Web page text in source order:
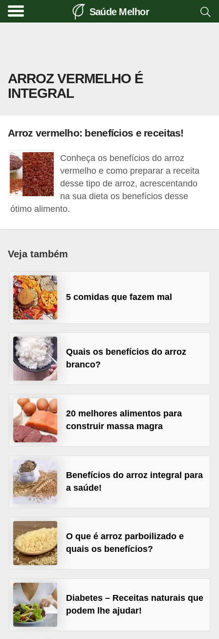
Saúde Melhor
ARROZ VERMELHO É
INTEGRAL
Arroz vermelho: benefícios e receitas!
Conheça os benefícios do arroz
vermelho e como preparar a receita
desse tipo de arroz, acrescentando
na sua dieta os benefícios desse
ótimo alimento.
Veja também
5 comidas que fazem mal
Quais os benefícios do arroz
branco?
20 melhores alimentos para
construir massa magra
Benefícios do arroz integral para
a saúde!
O que é arroz parboilizado e
quais os benefícios?
Diabetes – Receitas naturais que
podem lhe ajudar!
A
i
d
e
f
í
s
i
c
a
e
l
e
z
a
D
i
e
t
a
e
A
l
m
e
n
a
ç
ã
S
a
u